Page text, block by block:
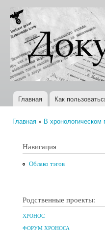
Документы
XX века
Всемирная
история в
Интернете
Главное меню
Главная Как
Главная » В хронологическом
Навигация
Облако тэгов
Родственные проекты:
ХРОНОС
ФОРУМ ХРОНОСА